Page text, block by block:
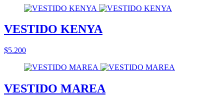
VESTIDO KENYA
$5.200
VESTIDO MAREA